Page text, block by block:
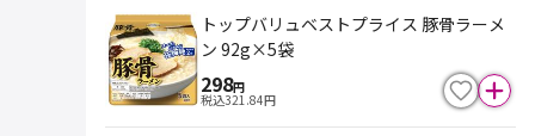
トップバリュベストプライス 豚骨ラーメ
ン 92g×5袋
298円
税込321.84円